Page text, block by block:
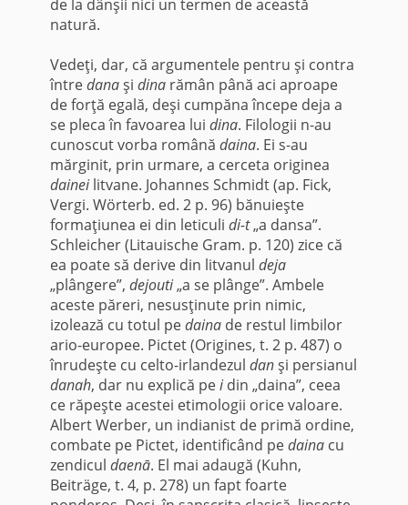
de la dânşii nici un termen de această
natură.
Vedeţi, dar, că argumentele pentru şi contra
întredanaşi dinarămân până aci aproape
de forţă egală, deşi cumpăna începe deja a
se pleca în favoarea lui dina. Filologii n-au
cunoscut vorba română daina. Ei s-au
mărginit, prin urmare, a cerceta originea
daineilitvane. Johannes Schmidt (ap. Fick,
Vergi. Wörterb. ed. 2 p. 96) bănuieşte
formaţiunea ei din leticuli di-t„a dansa”.
Schleicher (Litauische Gram. p. 120) zice că
ea poate să derive din litvanul deja
„plângere”, dejouti„a se plânge”. Ambele
aceste păreri, nesusţinute prin nimic,
izolează cu totul pedainade restul limbilor
ario-europee. Pictet (Origines, t. 2 p. 487) o
înrudeşte cu celto-irlandezul danşi persianul
danah, dar nu explică peidin „daina”, ceea
ce răpeşte acestei etimologii orice valoare.
Albert Werber, un indianist de primă ordine,
combate pe Pictet, identificând pedainacu
zendicul daenā. El mai adaugă (Kuhn,
Beiträge, t. 4, p. 278) un fapt foarte